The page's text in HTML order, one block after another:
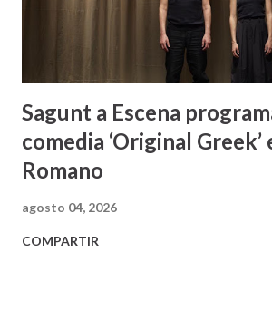
Sagunt a Escena
comedia ‘Original
Romano
agosto 04, 2026
COMPARTIR